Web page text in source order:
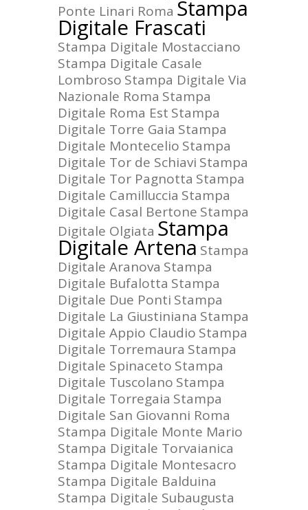
Ponte Linari Roma Stampa
Digitale Frascati
Stampa Digitale Mostacciano
Stampa Digitale Casale
Lombroso Stampa Digitale Via
Nazionale Roma Stampa
Digitale Roma Est Stampa
Digitale Torre Gaia Stampa
Digitale Montecelio Stampa
Digitale Tor de Schiavi Stampa
Digitale Tor Pagnotta Stampa
Digitale Camilluccia Stampa
Digitale Casal Bertone Stampa
Digitale Olgiata Stampa
Digitale Artena Stampa
Digitale Aranova Stampa
Digitale Bufalotta Stampa
Digitale Due Ponti Stampa
Digitale La Giustiniana Stampa
Digitale Appio Claudio Stampa
Digitale Torremaura Stampa
Digitale Spinaceto Stampa
Digitale Tuscolano Stampa
Digitale Torregaia Stampa
Digitale San Giovanni Roma
Stampa Digitale Monte Mario
Stampa Digitale Torvaianica
Stampa Digitale Montesacro
Stampa Digitale Balduina
Stampa Digitale Subaugusta